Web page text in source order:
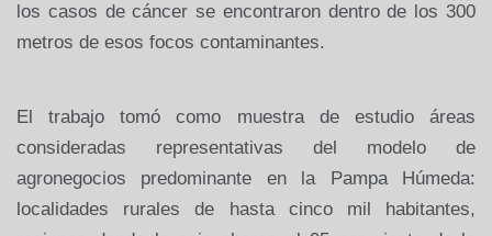
los casos de cáncer se encontraron dentro de los 300
metros de esos focos contaminantes.
El trabajo
tomó como muestra de estudio áreas
consideradas representativas del modelo
de
agronegocios predominante en la Pampa Húmeda:
localidades rurales de
hasta cinco mil habitantes,